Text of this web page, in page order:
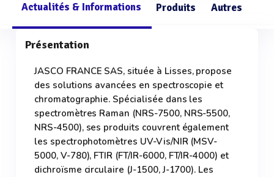
Actualités & Informations Produits Autres
Présentation
JASCO FRANCE SAS, située à Lisses, propose
des solutions avancées en spectroscopie et
chromatographie. Spécialisée dans les
spectromètres Raman (NRS-7500, NRS-5500,
NRS-4500), ses produits couvrent également
les spectrophotomètres UV-Vis/NIR (MSV-
5000, V-780), FTIR (FT/IR-6000, FT/IR-4000) et
dichroïsme circulaire (J-1500, J-1700). Les